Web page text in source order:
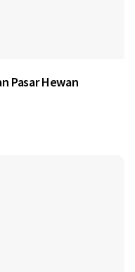
Pasar Hewan